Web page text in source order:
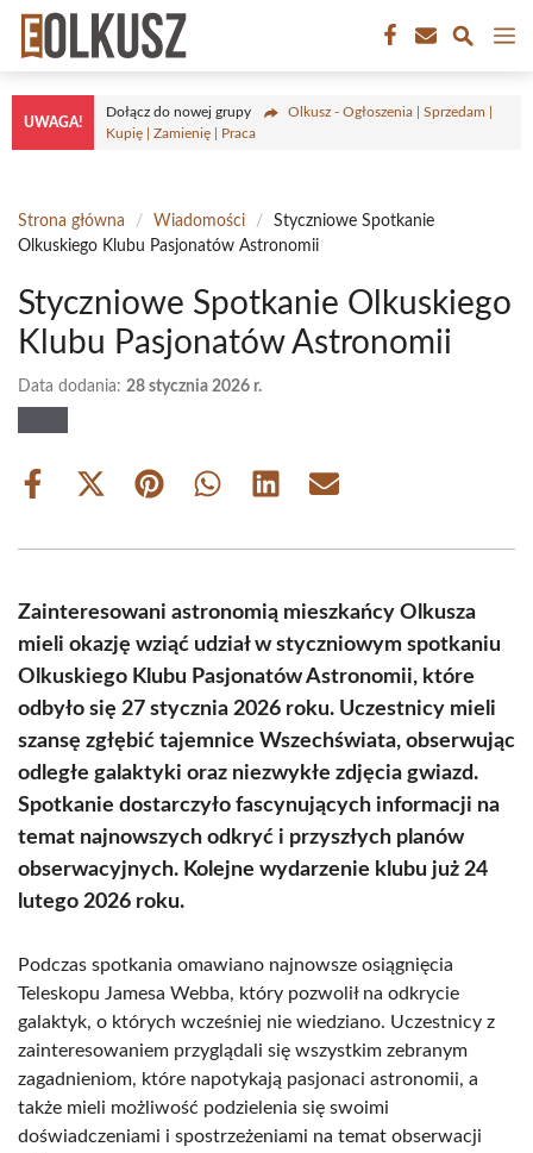
Przejdź
treści
UWAGA!
Dołącz do nowej grupy
Olkusz - Ogłoszenia | Sprzedam |
Kupię | Zamienię | Praca
Strona główna / Wiadomości /
Styczniowe Spotkanie
Olkuskiego Klubu Pasjonatów Astronomii
Styczniowe Spotkanie Olkuskiego
Klubu Pasjonatów Astronomii
Data dodania: 28 stycznia 2026 r.
Share
Share
(Twitter)
Share Share Share Share
Zainteresowani astronomią mieszkańcy Olkusza
mieli okazję wziąć udział w styczniowym spotkaniu
Olkuskiego Klubu Pasjonatów Astronomii, które
odbyło się 27 stycznia 2026 roku. Uczestnicy mieli
szansę zgłębić tajemnice Wszechświata, obserwując
odległe galaktyki oraz niezwykłe zdjęcia gwiazd.
Spotkanie dostarczyło fascynujących informacji na
temat najnowszych odkryć i przyszłych planów
obserwacyjnych. Kolejne wydarzenie klubu już 24
lutego 2026 roku.
Podczas spotkania omawiano najnowsze osiągnięcia
Teleskopu Jamesa Webba, który pozwolił na odkrycie
galaktyk, o których wcześniej nie wiedziano. Uczestnicy z
zainteresowaniem przyglądali się wszystkim zebranym
zagadnieniom, które napotykają pasjonaci astronomii, a
także mieli możliwość podzielenia się swoimi
doświadczeniami i spostrzeżeniami na temat obserwacji